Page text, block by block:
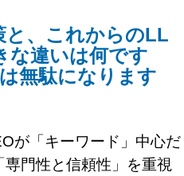
と、これからのLL
な違いは何です
無駄になります
が「キーワード」中心だ
門性と信頼性」を重視